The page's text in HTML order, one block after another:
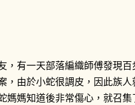
，有一天部落編織師傅發現
，由於小蛇很調皮，因此族
媽媽知道後非常傷心，就召